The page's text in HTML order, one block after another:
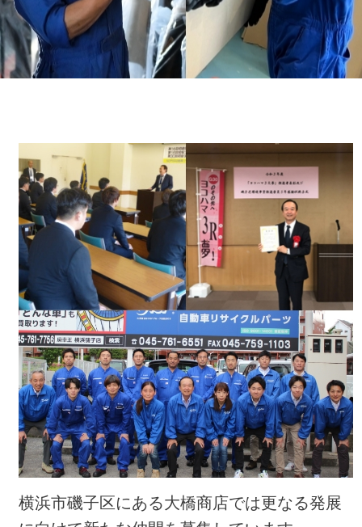
横浜市磯子区にある大橋商店では更なる発展